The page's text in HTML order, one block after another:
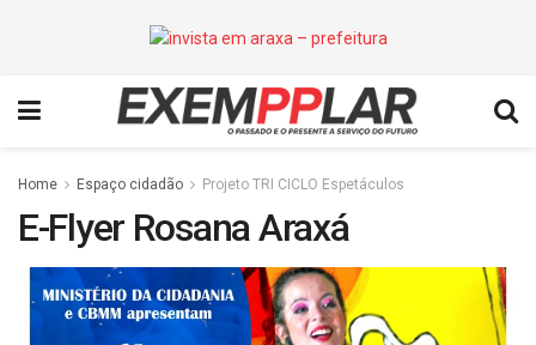
Home Espaço cidadão Projeto TRI CICLO Espetáculos
E-Flyer Rosana Araxá